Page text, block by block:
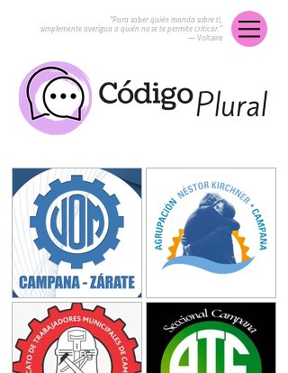
“Para saber quién manda sobre ti,
simplemente averigua a quién no se te permite criticar.”
― Voltaire